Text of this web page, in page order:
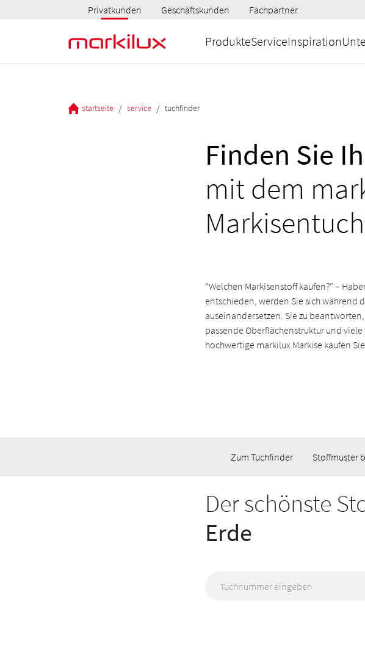
Privatkunden Geschäftskunden Fachpartner
ProdukteServiceInspiration
startseite / service / tuchfinder
Finden Sie
mit dem
“Welchen Markisenstoff kaufen?” –
entschieden, werden Sie sich während
auseinandersetzen. Sie zu
passende Oberflächenstruktur und
hochwertige markilux Markise kaufen
Zum Tuchfinder Stoffmuster
Der schönste
Erde